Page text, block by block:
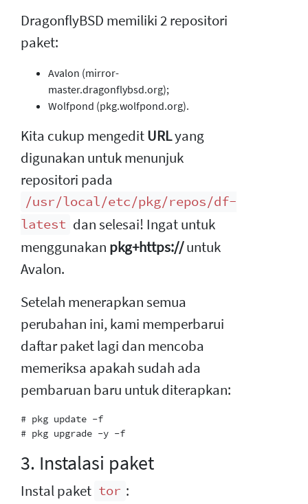
DragonflyBSD memiliki 2 repositori
paket:
Avalon (mirror-
master.dragonflybsd.org);
Wolfpond (pkg.wolfpond.org).
Kita cukup mengeditURLyang
digunakan untuk menunjuk
repositori pada
/usr/local/etc/pkg/repos/df-
latest dan selesai! Ingat untuk
menggunakan pkg+https://untuk
Avalon.
Setelah menerapkan semua
perubahan ini, kami memperbarui
daftar paket lagi dan mencoba
memeriksa apakah sudah ada
pembaruan baru untuk diterapkan:
# pkg update -f
3. Instalasi paket
Instal paket tor :